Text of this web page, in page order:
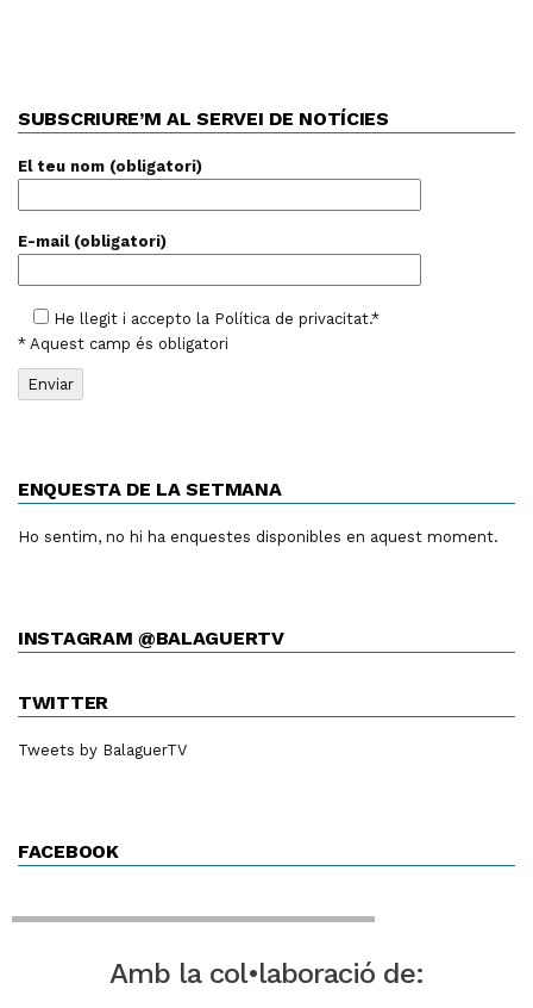
SUBSCRIURE’M AL SERVEI DE NOTÍCIES
El teu nom (obligatori)
E-mail (obligatori)
He llegit i accepto la Política de privacitat.*
* Aquest camp és obligatori
ENQUESTA DE LA SETMANA
Ho sentim, no hi ha enquestes disponibles en aquest moment.
INSTAGRAM @BALAGUERTV
TWITTER
Tweets by BalaguerTV
FACEBOOK
Amb la col•laboració de: